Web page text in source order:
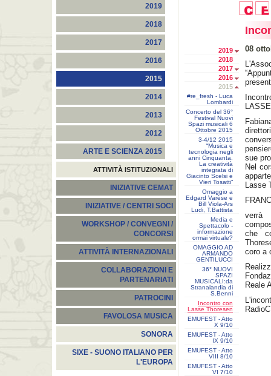
2019
2018
2017
2016
2015
2014
2013
2012
ARTE E SCIENZA 2015
ATTIVITÀ ISTITUZIONALI
INIZIATIVE CEMAT
INIZIATIVE / CENTRI SOCI
WORKSHOP / CONVEGNI /
CONCORSI
ATTIVITÀ INTERNAZIONALI
COLLABORAZIONI E
PARTENARIATI
PATROCINI
FAVOLOSA MUSICA
SONORA
SIXE - SUONO ITALIANO PER
L'EUROPA
2019
2018
2017
2016
2015
#re_fresh - Luca
Lombardi
Concerto del 36°
Festival Nuovi
Spazi musicali 6
Ottobre 2015
3-4/12 2015
“Musica e
tecnologia negli
anni Cinquanta.
La creatività
integrata di
Giacinto Scelsi e
Vieri Tosatti”
Omaggio a
Edgard Varèse e
Bill Viola-Ars
Ludi, T.Battista
Media e
Spettacolo -
informazione
ormai virtuale?
OMAGGIO AD
ARMANDO
GENTILUCCI
36° NUOVI
SPAZI
MUSICALI:da
Stranalandia di
S.Benni
Incontro con
Lasse Thoresen
EMUFEST - Atto
X 9/10
EMUFEST - Atto
IX 9/10
EMUFEST - Atto
VIII 8/10
EMUFEST - Atto
VI 7/10
08
sue
Nel
Lasse
verrà
che
coro a
Reale